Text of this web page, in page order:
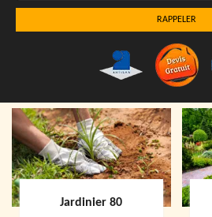
Jardinier 80